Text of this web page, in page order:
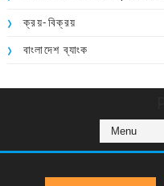
ক্রয়-বিক্রয়
বাংলাদেশ ব্যাংক